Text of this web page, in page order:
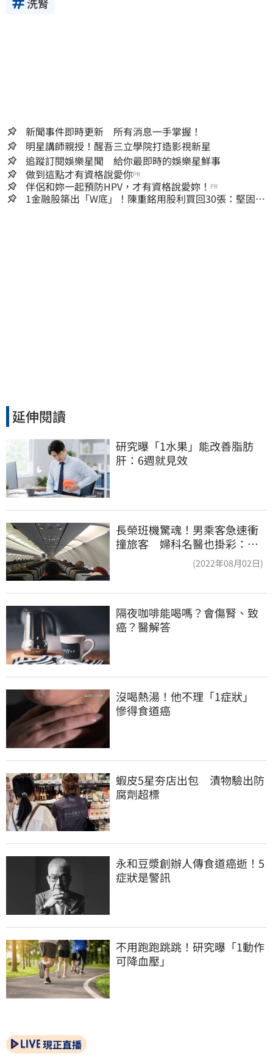
新聞事件即時更新 所有消息一手掌握！
明星講師親授！醒吾三立學院打造影視新星
追蹤訂閱娛樂星聞 給你最即時的娛樂星鮮事
做到這點才有資格說愛你PR
伴侶和妳一起預防HPV，才有資格說愛妳！ PR
1金融股築出「W底」！陳重銘用股利買回30張：堅固穩
延伸閱讀
研究曝「1水果」能改善脂肪
肝：6週就見效
長榮班機驚魂！男乘客急速衝
撞旅客 婦科名醫也掛彩：全
(2022年08月02日)
隔夜咖啡能喝嗎？會傷腎、致
癌？醫解答
沒喝熱湯！他不理「1症狀」
慘得食道癌
蝦皮5星夯店出包　漬物驗出防
腐劑超標
永和豆漿創辦人傳食道癌逝！5
症狀是警訊
不用跑跑跳跳！研究曝「1動作
可降血壓」
現正直播